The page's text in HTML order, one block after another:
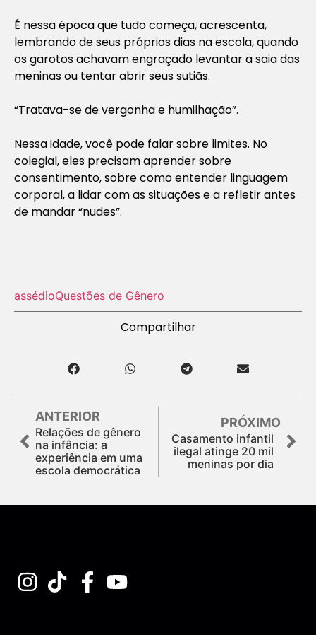
É nessa época que tudo começa, acrescenta,
lembrando de seus próprios dias na escola, quando
os garotos achavam engraçado levantar a saia das
meninas ou tentar abrir seus sutiãs.
“Tratava-se de vergonha e humilhação”.
Nessa idade, você pode falar sobre limites. No
colegial, eles precisam aprender sobre
consentimento, sobre como entender linguagem
corporal, a lidar com as situações e a refletir antes
de mandar “nudes”.
assédioQuestões de Gênero
Compartilhar
ANTERIOR
Relações de gênero
na infância: a
experiência em uma
escola democrática
PRÓXIMO
Casamento infantil
ilegal atinge 20 mil
meninas por dia